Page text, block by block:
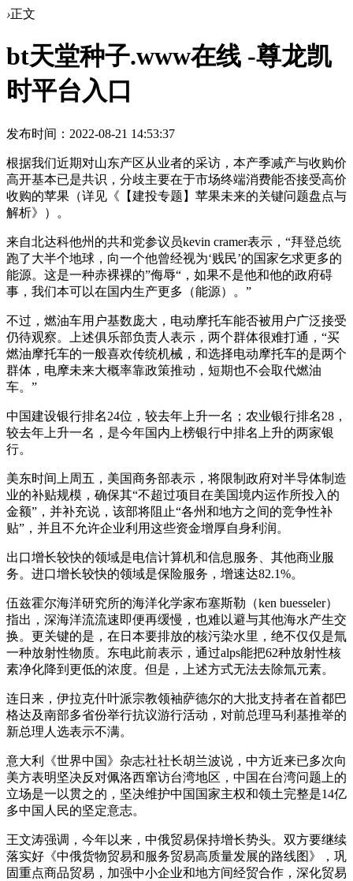
›正文
bt天堂种子.www在线 -尊龙凯
时平台入口
发布时间：2022-08-21 14:53:37
根据我们近期对山东产区从业者的采访，本产季减产与收购价
高开基本已是共识，分歧主要在于市场终端消费能否接受高价
收购的苹果（详见《【建投专题】苹果未来的关键问题盘点与
解析》）。
来自北达科他州的共和党参议员kevin cramer表示，“拜登总统
跑了大半个地球，向一个他曾经视为‘贱民’的国家乞求更多的
能源。这是一种赤裸裸的”侮辱“，如果不是他和他的政府碍
事，我们本可以在国内生产更多（能源）。”
不过，燃油车用户基数庞大，电动摩托车能否被用户广泛接受
仍待观察。上述俱乐部负责人表示，两个群体很难打通，“买
燃油摩托车的一般喜欢传统机械，和选择电动摩托车的是两个
群体，电摩未来大概率靠政策推动，短期也不会取代燃油
车。”
中国建设银行排名24位，较去年上升一名；农业银行排名28，
较去年上升一名，是今年国内上榜银行中排名上升的两家银
行。
美东时间上周五，美国商务部表示，将限制政府对半导体制造
业的补贴规模，确保其“不超过项目在美国境内运作所投入的
金额”，并补充说，该部将阻止“各州和地方之间的竞争性补
贴”，并且不允许企业利用这些资金增厚自身利润。
出口增长较快的领域是电信计算机和信息服务、其他商业服
务。进口增长较快的领域是保险服务，增速达82.1%。
伍兹霍尔海洋研究所的海洋化学家布塞斯勒（ken buesseler）
指出，深海洋流流速即便再缓慢，也难以避与其他海水产生交
换。更关键的是，在日本要排放的核污染水里，绝不仅仅是氚
一种放射性物质。东电此前表示，通过alps能把62种放射性核
素净化降到更低的浓度。但是，上述方式无法去除氚元素。
连日来，伊拉克什叶派宗教领袖萨德尔的大批支持者在首都巴
格达及南部多省份举行抗议游行活动，对前总理马利基推举的
新总理人选表示不满。
意大利《世界中国》杂志社社长胡兰波说，中方近来已多次向
美方表明坚决反对佩洛西窜访台湾地区，中国在台湾问题上的
立场是一以贯之的，坚决维护中国国家主权和领土完整是14亿
多中国人民的坚定意志。
王文涛强调，今年以来，中俄贸易保持增长势头。双方要继续
落实好《中俄货物贸易和服务贸易高质量发展的路线图》，巩
固重点商品贸易，加强中小企业和地方间经贸合作，深化贸易